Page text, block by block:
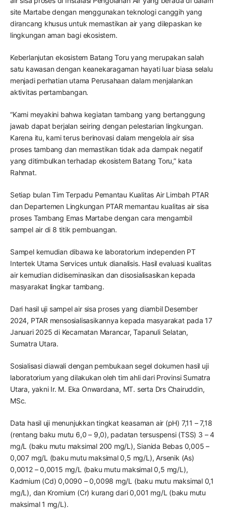
site Martabe dengan menggunakan teknologi canggih yang
dirancang khusus untuk memastikan air yang dilepaskan ke
lingkungan aman bagi ekosistem.
Keberlanjutan ekosistem Batang Toru yang merupakan salah
satu kawasan dengan keanekaragaman hayati luar biasa selalu
menjadi perhatian utama Perusahaan dalam menjalankan
aktivitas pertambangan.
“Kami meyakini bahwa kegiatan tambang yang bertanggung
jawab dapat berjalan seiring dengan pelestarian lingkungan.
Karena itu, kami terus berinovasi dalam mengelola air sisa
proses tambang dan memastikan tidak ada dampak negatif
yang ditimbulkan terhadap ekosistem Batang Toru,” kata
Rahmat.
Setiap bulan Tim Terpadu Pemantau Kualitas Air Limbah PTAR
dan Departemen Lingkungan PTAR memantau kualitas air sisa
proses Tambang Emas Martabe dengan cara mengambil
sampel air di 8 titik pembuangan.
Sampel kemudian dibawa ke laboratorium independen PT
Intertek Utama Services untuk dianalisis. Hasil evaluasi kualitas
air kemudian didiseminasikan dan disosialisasikan kepada
masyarakat lingkar tambang.
Dari hasil uji sampel air sisa proses yang diambil Desember
2024, PTAR mensosialisasikannya kepada masyarakat pada 17
Januari 2025 di Kecamatan Marancar, Tapanuli Selatan,
Sumatra Utara.
Sosialisasi diawali dengan pembukaan segel dokumen hasil uji
laboratorium yang dilakukan oleh tim ahli dari Provinsi Sumatra
Utara, yakni Ir. M. Eka Onwardana, MT. serta Drs Chairuddin,
MSc.
Data hasil uji menunjukkan tingkat keasaman air (pH) 7,11 – 7,18
(rentang baku mutu 6,0 – 9,0), padatan tersuspensi (TSS) 3 – 4
mg/L (baku mutu maksimal 200 mg/L), Sianida Bebas 0,005 –
0,007 mg/L (baku mutu maksimal 0,5 mg/L), Arsenik (As)
0,0012 – 0,0015 mg/L (baku mutu maksimal 0,5 mg/L),
Kadmium (Cd) 0,0090 – 0,0098 mg/L (baku mutu maksimal 0,1
mg/L), dan Kromium (Cr) kurang dari 0,001 mg/L (baku mutu
maksimal 1 mg/L).